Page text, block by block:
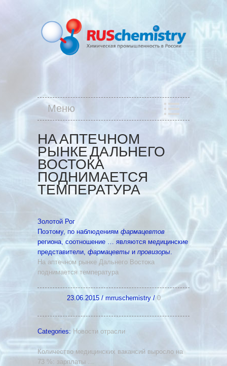
Меню
НА АПТЕЧНОМ
РЫНКЕ ДАЛЬНЕГО
ВОСТОКА
ПОДНИМАЕТСЯ
ТЕМПЕРАТУРА
Золотой Рог
Поэтому, по наблюдениям фармацевтов
региона, соотношение … являются медицинские
представители, фармацевты и провизоры.
На аптечном рынке Дальнего Востока
поднимается температура
23.06.2015/ mrruschemistry/ 0
Categories: Новости отрасли
Количество медицинских вакансий выросло на
73 %: зарплаты …